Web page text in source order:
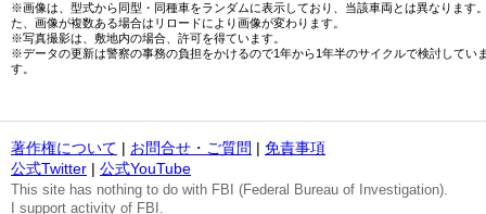
※画像は、型式から同型・同種車をランダムに表示しており、当該車両とは異なります
た、画像が複数ある場合はリロードにより画像が変わります。
※写真撮影は、敷地内の場合、許可を得ています。
※データの更新は警察の事務の負担をかけるので1年から1年半のサイクルで検討してい
す。
著作権について | お問合せ・ご質問 | 免責事項
公式Twitter | 公式YouTube
This site has nothing to do with FBI (Federal Bureau of Investigation).
I support activity of FBI.